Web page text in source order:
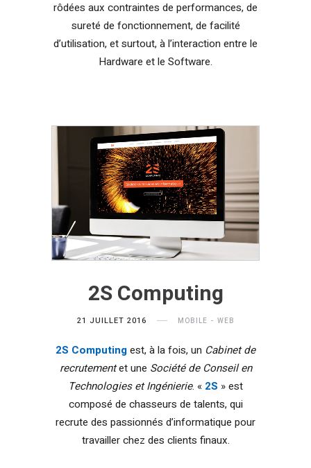
rôdées aux contraintes de performances, de
sureté de fonctionnement, de facilité
d’utilisation, et surtout, à l’interaction entre le
Hardware et le Software.
2S Computing
21 JUILLET 2016 MOBILE WEB
2S Computingest, à la fois, un Cabinet de
recrutementet une Société de Conseil en
Technologies et Ingénierie. « 2S » est
composé de chasseurs de talents, qui
recrute des passionnés d’informatique pour
travailler chez des clients finaux.